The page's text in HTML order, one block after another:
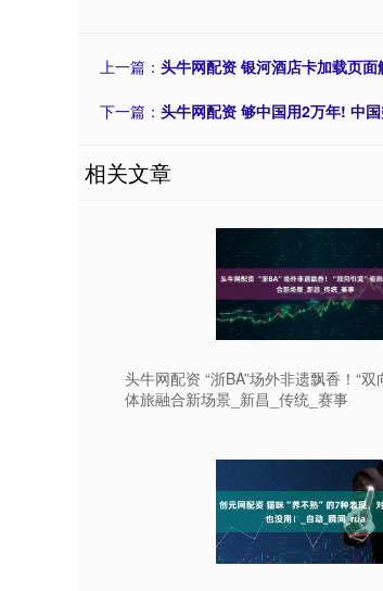
上一篇： 头牛网配资 银河酒店卡加载页
下一篇： 头牛网配资 够中国用2万年! 中
相关文章
头牛网配资 “浙BA”场外非遗飘香！“双
体旅融合新场景_新昌_传统_赛事